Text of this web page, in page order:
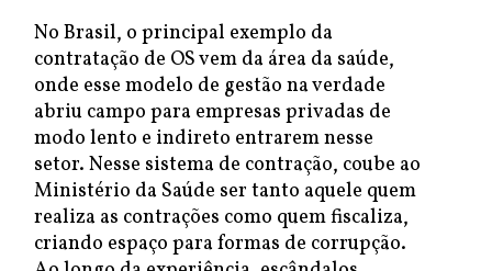
No Brasil, o principal exemplo da
contratação de OS vem da área da saúde,
onde esse modelo de gestão na verdade
abriu campo para empresas privadas de
modo lento e indireto entrarem nesse
setor. Nesse sistema de contração, coube ao
Ministério da Saúde ser tanto aquele quem
realiza as contrações como quem fiscaliza,
criando espaço para formas de corrupção.